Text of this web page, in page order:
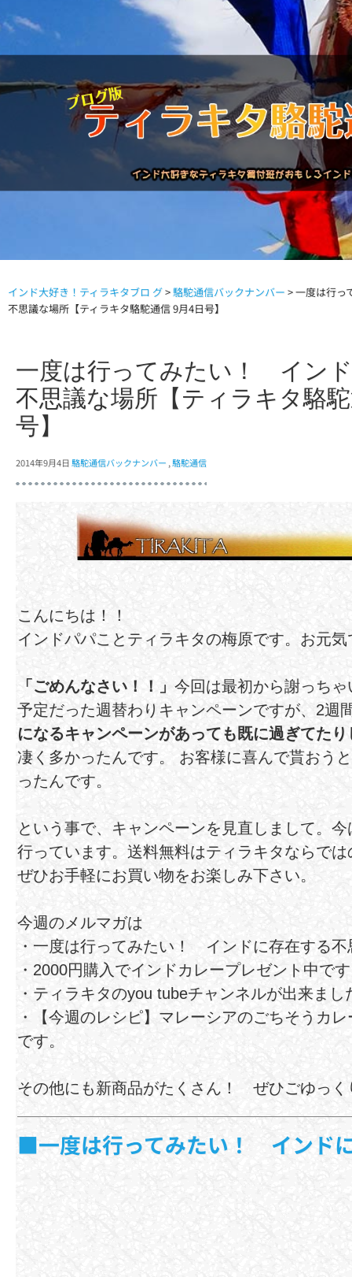
駱駝通信バックナンバー インドが大好き!!
インド大好き！ティラキタブロ グ>駱駝通信バックナンバー >一度は行っ
不思議な場所【ティラキタ駱駝通信 9月4日号】
一度は行ってみたい！ イン
不思議な場所【ティラキタ駱
号】
2014年9月4日駱駝通信バックナンバー ,駱駝通信
こんにちは！！
インドパパことティラキタの梅原です。お元気
「ごめんなさい！！」 今回は最初から謝っち
予定だった週替わりキャンペーンですが、2週
になるキャンペーンがあっても既に過ぎてた
凄く多かったんです。 お客様に喜んで貰おう
ったんです。
という事で、キャンペーンを見直しまして。今
行っています。送料無料はティラキタならで
ぜひお手軽にお買い物をお楽しみ下さい。
今週のメルマガは
・一度は行ってみたい！ インドに存在する不
・2000円購入でインドカレープレゼント中で
・ティラキタのyou tubeチャンネルが出来まし
・【今週のレシピ】マレーシアのごちそうカレ
です。
その他にも新商品がたくさん！ ぜひごゆっく
■一度は行ってみたい！ インド